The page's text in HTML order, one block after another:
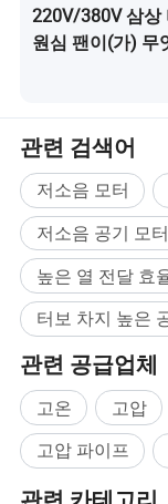
220V/380V 삼상
원심 팬이(가) 무
관련 검색어
저소음 모터
저소음 공기 모터
높은 열 전달 효
터보 차지 높은
관련 공급업체
고온 고압
고압 파이프